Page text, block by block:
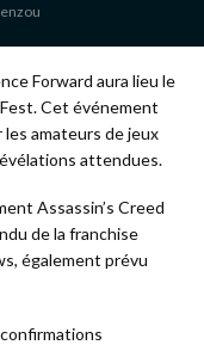
Forward aura lieu le
Cet événement
les amateurs de jeux
attendues.
Assassin’s Creed
de la franchise
également prévu